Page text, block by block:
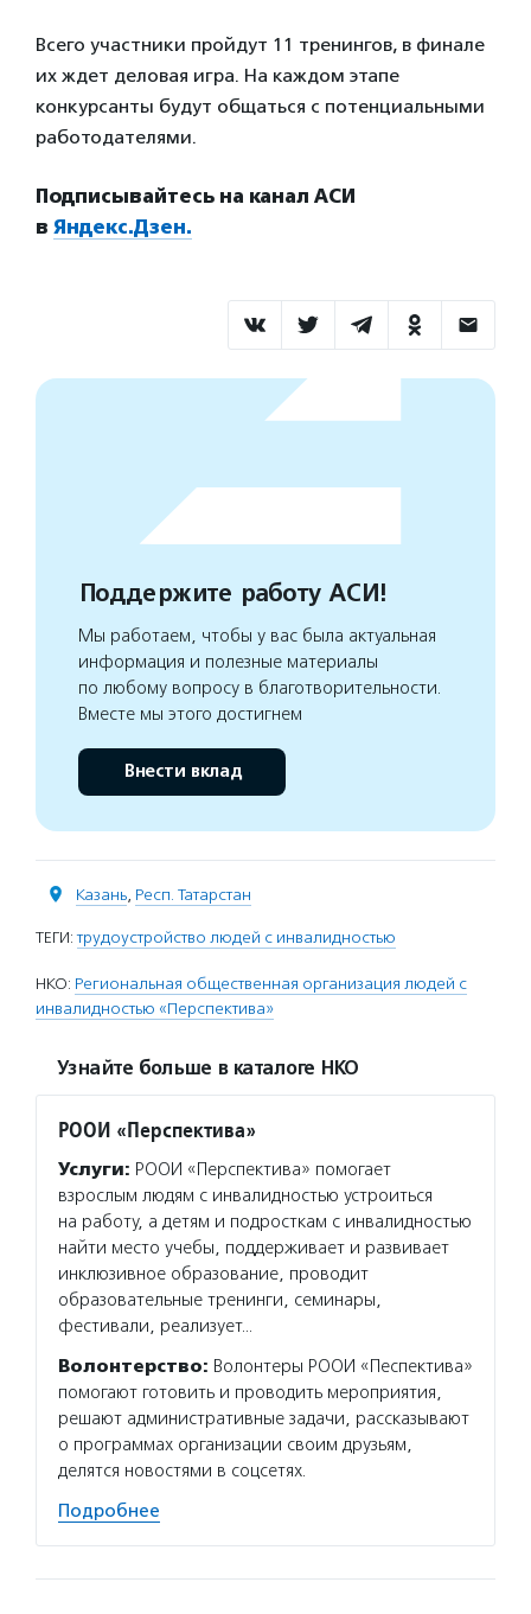
Всего участники пройдут 11 тренингов, в финале
их ждет деловая игра. На каждом этапе
конкурсанты будут общаться с потенциальными
работодателями.
Подписывайтесь на канал АСИ
в Яндекс.Дзен.
Поддержите работу АСИ!
Мы работаем, чтобы у вас была актуальная
информация и полезные материалы
по любому вопросу в благотворительности.
Вместе мы этого достигнем
Внести вклад
Казань, Респ. Татарстан
ТЕГИ: трудоустройство людей с инвалидностью
НКО: Региональная общественная организация людей с
инвалидностью «Перспектива»
Узнайте больше в каталоге НКО
РООИ «Перспектива»
Услуги: РООИ «Перспектива» помогает
взрослым людям с инвалидностью устроиться
на работу, а детям и подросткам с инвалидностью
найти место учебы, поддерживает и развивает
инклюзивное образование, проводит
образовательные тренинги, семинары,
фестивали, реализует…
Волонтерство: Волонтеры РООИ «Песпектива»
помогают готовить и проводить мероприятия,
решают административные задачи, рассказывают
о программах организации своим друзьям,
делятся новостями в соцсетях.
Подробнее